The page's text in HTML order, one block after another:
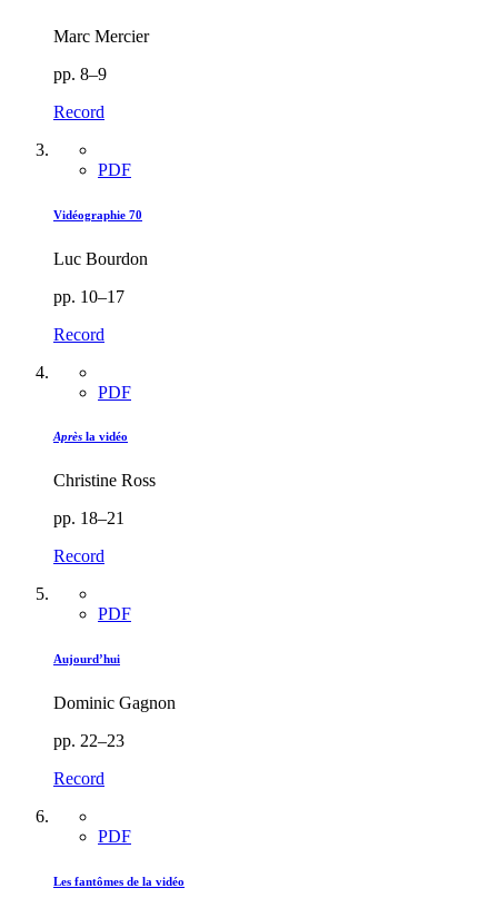
Marc Mercier
pp. 8–9
Record
PDF
Vidéographie 70
Luc Bourdon
pp. 10–17
Record
PDF
Après la vidéo
Christine Ross
pp. 18–21
Record
PDF
Aujourd’hui
Dominic Gagnon
pp. 22–23
Record
PDF
Les fantômes de la vidéo